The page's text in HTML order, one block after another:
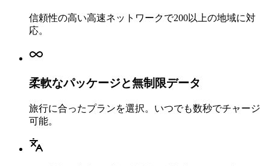
信頼性の高い高速ネットワークで200以上の地域に対
応。
柔軟なパッケージと無制限データ
旅行に合ったプランを選択。いつでも数秒でチャージ
可能。